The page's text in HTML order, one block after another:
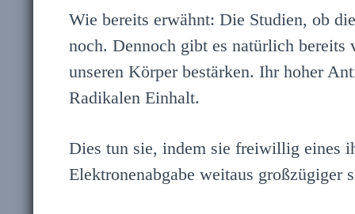
Wie bereits erwähnt: Die Studien, ob
noch. Dennoch gibt es natürlich
unseren Körper bestärken. Ihr hoher
Radikalen Einhalt.
Dies tun sie, indem sie freiwillig eines
Elektronenabgabe weitaus großzügiger